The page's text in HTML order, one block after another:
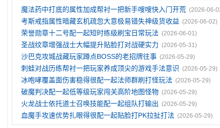
魔法药中打底的属性加成帮衬一把新手嗖嗖快入门开荒 (2026-06-
考斯戒指属性暗藏玄机疏忽大意极易错失神级货收益 (2026-06-02)
荣誉勋章十二号配一起短时练级刷宝日常玩法 (2026-06-01)
圣战纹章‌增强战士大幅提升贴脸打对战硬实力 (2026-05-31)
沙巴克攻城战藏玩家蹲点BOSS的老招牌往事 (2026-05-29)
刺蛙对战历练帮衬一把玩家养成顶尖的游戏手法意识 (2026-05-29)
冰咆哮覆盖面伤害稳得很配一起法师群刷打怪玩法 (2026-05-29)
破魔判决配一起低等级玩家闯关高阶地图怪物 (2026-05-29)
火龙战士依托道士召唤技能配一起组队打输出 (2026-05-29)
血魔手攻速优势扎眼得很配一起贴脸打PK拉扯打法 (2026-05-29)